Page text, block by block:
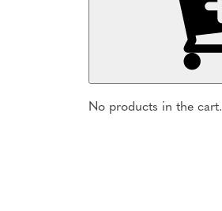
No products in the cart.